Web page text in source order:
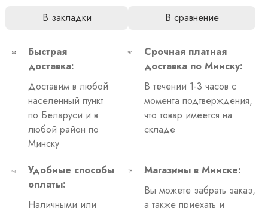
В закладки В сравнение
Быстрая
доставка:
Доставим в любой
населенный пункт
по Беларуси и в
любой район по
Минску
Срочная платная
доставка по Минску:
В течении 1-3 часов с
момента подтверждения,
что товар имеется на
складе
Удобные способы
оплаты:
Наличными или
Магазины в Минске:
Вы можете забрать заказ,
а также приехать и